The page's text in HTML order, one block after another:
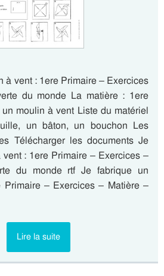
à vent : 1ere Primaire – Exercices
du monde La matière : 1ere
moulin à vent Liste du matériel
un bâton, un bouchon Les
Télécharger les documents Je
: 1ere Primaire – Exercices –
du monde rtf Je fabrique un
– Exercices – Matière –
Lire la suite